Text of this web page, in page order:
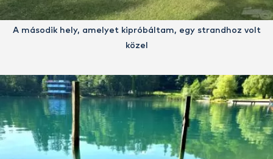
A második hely, amelyet kipróbáltam, egy strandhoz volt
közel